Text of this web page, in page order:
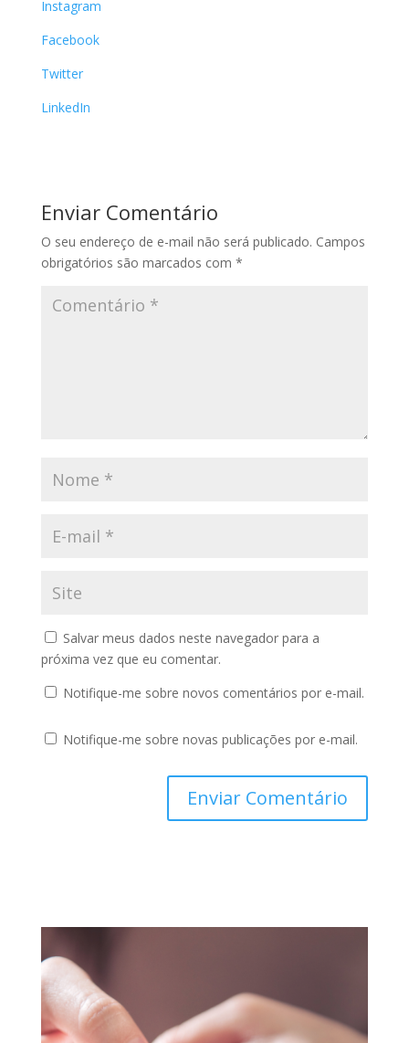
Instagram
Facebook
Twitter
LinkedIn
Enviar Comentário
O seu endereço de e-mail não será publicado. Campos
obrigatórios são marcados com *
Salvar meus dados neste navegador para a
próxima vez que eu comentar.
Notifique-me sobre novos comentários por e-mail.
Notifique-me sobre novas publicações por e-mail.